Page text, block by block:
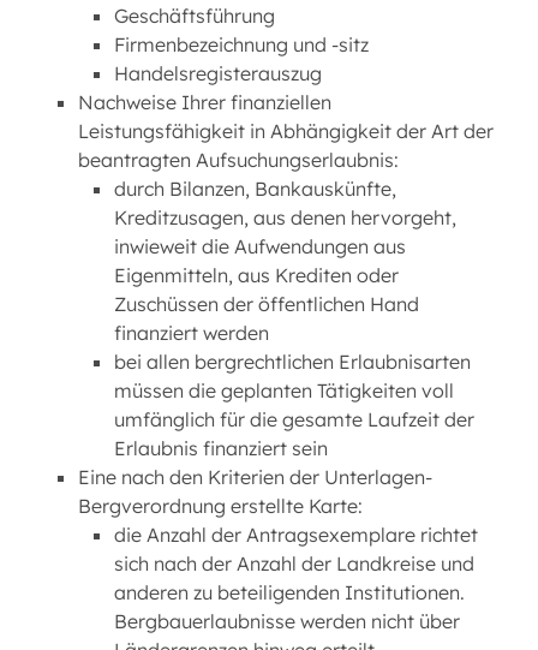
Geschäftsführung
Firmenbezeichnung und -sitz
Handelsregisterauszug
Nachweise Ihrer finanziellen
Leistungsfähigkeit in Abhängigkeit der Art der
beantragten Aufsuchungserlaubnis:
durch Bilanzen, Bankauskünfte,
Kreditzusagen, aus denen hervorgeht,
inwieweit die Aufwendungen aus
Eigenmitteln, aus Krediten oder
Zuschüssen der öffentlichen Hand
finanziert werden
bei allen bergrechtlichen Erlaubnisarten
müssen die geplanten Tätigkeiten voll
umfänglich für die gesamte Laufzeit der
Erlaubnis finanziert sein
Eine nach den Kriterien der Unterlagen-
Bergverordnung erstellte Karte:
die Anzahl der Antragsexemplare richtet
sich nach der Anzahl der Landkreise und
anderen zu beteiligenden Institutionen.
Bergbauerlaubnisse werden nicht über